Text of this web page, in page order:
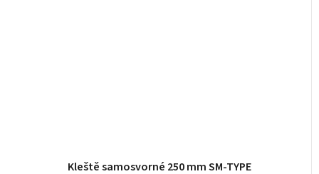
Kleště samosvorné 250 mm SM-TYPE